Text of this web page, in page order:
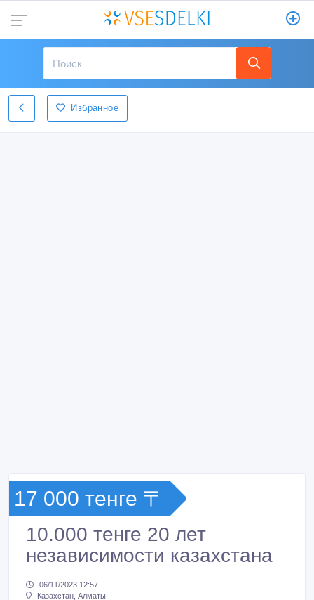
Избранное
17 000 тенге 〒
10.000 тенге 20 лет
независимости казахстана
06/11/2023 12:57
Казахстан, Алматы